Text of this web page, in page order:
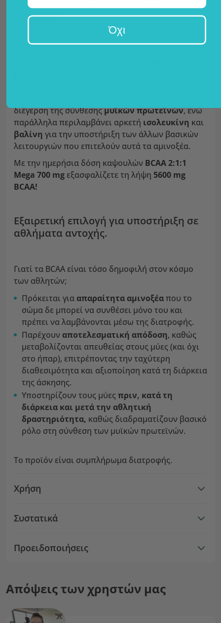
περιεκτικότητα - 700 mg BCAA σε κάθε
κάψουλα!
διέγερση της σύνθεσηςμυϊκών πρωτεϊνών, ενώ
παράλληλα περιλαμβάνει αρκετή ισολευκίνη και
βαλίνη για την υποστήριξη των άλλων βασικών
λειτουργιών που επιτελούν αυτά τα αμινοξέα.
Με την ημερήσια δόση καψουλών BCAA 2:1:1
Mega 700 mg εξασφαλίζετε τη λήψη 5600 mg
BCAA!
Εξαιρετική επιλογή για υποστήριξη σε
αθλήματα αντοχής.
Γιατί τα BCAA είναι τόσο δημοφιλή στον κόσμο
των αθλητών;
Πρόκειται για απαραίτητα αμινοξέαπου το
σώμα δε μπορεί να συνθέσει μόνο του και
πρέπει να λαμβάνονται μέσω της διατροφής.
Παρέχουν αποτελεσματική απόδοση, καθώς
μεταβολίζονται απευθείας στους μύες (και όχι
στο ήπαρ), επιτρέποντας την ταχύτερη
διαθεσιμότητα και αξιοποίηση κατά τη διάρκεια
της άσκησης.
Υποστηρίζουν τους μύες πριν, κατά τη
διάρκεια και μετά την αθλητική
δραστηριότητα, καθώς διαδραματίζουν βασικό
ρόλο στη σύνθεση των μυϊκών πρωτεϊνών.
Το προϊόν είναι συμπλήρωμα διατροφής.
Χρήση
Συστατικά
Προειδοποιήσεις
Απόψεις των χρηστών μας
Όχι